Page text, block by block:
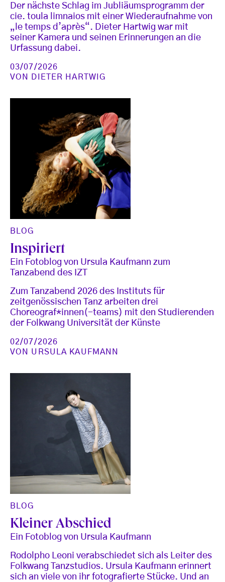
Der nächste Schlag im Jubliäumsprogramm der
cie. toula limnaios mit einer Wiederaufnahme von
„le temps d’après“. Dieter Hartwig war mit
seiner Kamera und seinen Erinnerungen an die
Urfassung dabei.
03/07/2026
VON
DIETER HARTWIG
BLOG
Inspiriert
Ein Fotoblog von Ursula Kaufmann zum
Tanzabend des IZT
Zum Tanzabend 2026 des Instituts für
zeitgenössischen Tanz arbeiten drei
Choreograf*innen(-teams) mit den Studierenden
der Folkwang Universität der Künste
02/07/2026
VON URSULA KAUFMANN
BLOG
Kleiner Abschied
Ein Fotoblog von Ursula Kaufmann
Rodolpho Leoni verabschiedet sich als Leiter des
Folkwang Tanzstudios. Ursula Kaufmann erinnert
sich an viele von ihr fotografierte Stücke. Und an